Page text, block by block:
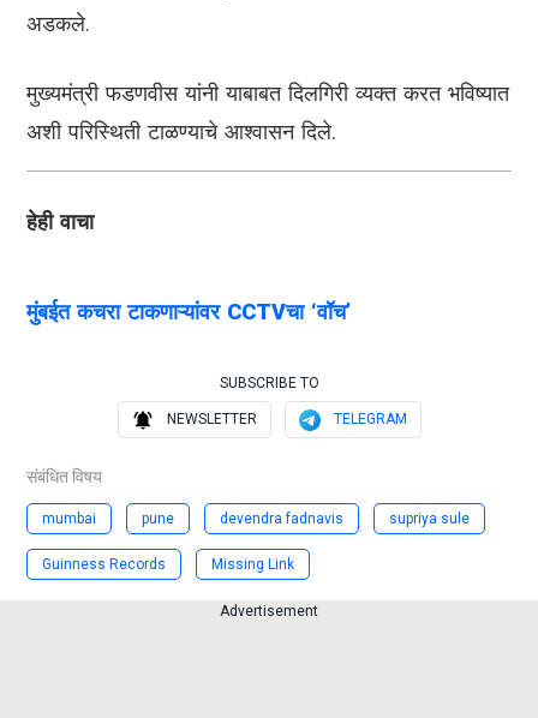
अडकले.
मुख्यमंत्री फडणवीस यांनी याबाबत दिलगिरी व्यक्त करत भविष्यात
अशी परिस्थिती टाळण्याचे आश्वासन दिले.
हेही वाचा
मुंबईत कचरा टाकणाऱ्यांवर CCTVचा ‘वॉच’
SUBSCRIBE TO
NEWSLETTER TELEGRAM
संबंधित विषय
mumbai pune devendra fadnavis supriya sule
Guinness Records Missing Link
Advertisement